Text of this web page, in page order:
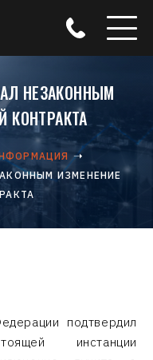
НЕЗАКОННЫМ
КОНТРАКТА
ИЗМЕНЕНИЕ
подтвердил
инстанции